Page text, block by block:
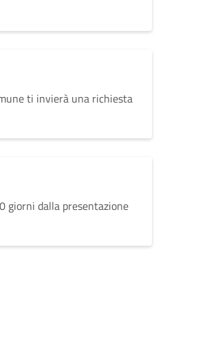
ti invierà una richiesta
giorni dalla presentazione